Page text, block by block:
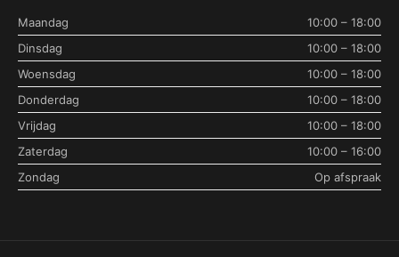
Maandag
10:00 – 18:00
Dinsdag
10:00 – 18:00
Woensdag
10:00 – 18:00
Donderdag
10:00 – 18:00
Vrijdag
10:00 – 18:00
Zaterdag
10:00 – 16:00
Zondag
Op afspraak